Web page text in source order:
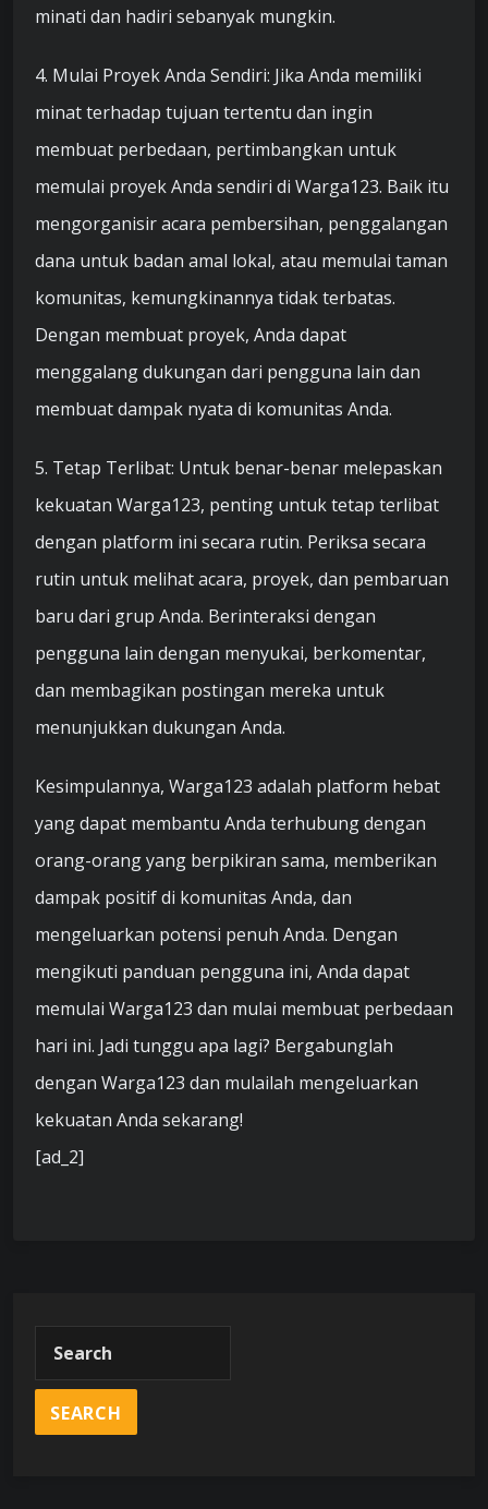
minati dan hadiri sebanyak mungkin.
4. Mulai Proyek Anda Sendiri: Jika Anda memiliki
minat terhadap tujuan tertentu dan ingin
membuat perbedaan, pertimbangkan untuk
memulai proyek Anda sendiri di Warga123. Baik itu
mengorganisir acara pembersihan, penggalangan
dana untuk badan amal lokal, atau memulai taman
komunitas, kemungkinannya tidak terbatas.
Dengan membuat proyek, Anda dapat
menggalang dukungan dari pengguna lain dan
membuat dampak nyata di komunitas Anda.
5. Tetap Terlibat: Untuk benar-benar melepaskan
kekuatan Warga123, penting untuk tetap terlibat
dengan platform ini secara rutin. Periksa secara
rutin untuk melihat acara, proyek, dan pembaruan
baru dari grup Anda. Berinteraksi dengan
pengguna lain dengan menyukai, berkomentar,
dan membagikan postingan mereka untuk
menunjukkan dukungan Anda.
Kesimpulannya, Warga123 adalah platform hebat
yang dapat membantu Anda terhubung dengan
orang-orang yang berpikiran sama, memberikan
dampak positif di komunitas Anda, dan
mengeluarkan potensi penuh Anda. Dengan
mengikuti panduan pengguna ini, Anda dapat
memulai Warga123 dan mulai membuat perbedaan
hari ini. Jadi tunggu apa lagi? Bergabunglah
dengan Warga123 dan mulailah mengeluarkan
kekuatan Anda sekarang!
[ad_2]